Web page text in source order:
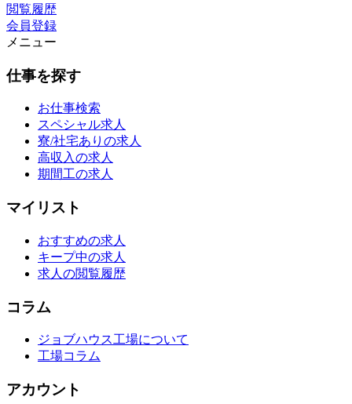
閲覧履歴
会員登録
メニュー
仕事を探す
お仕事検索
スペシャル求人
寮/社宅ありの求人
高収入の求人
期間工の求人
マイリスト
おすすめの求人
キープ中の求人
求人の閲覧履歴
コラム
ジョブハウス工場について
工場コラム
アカウント